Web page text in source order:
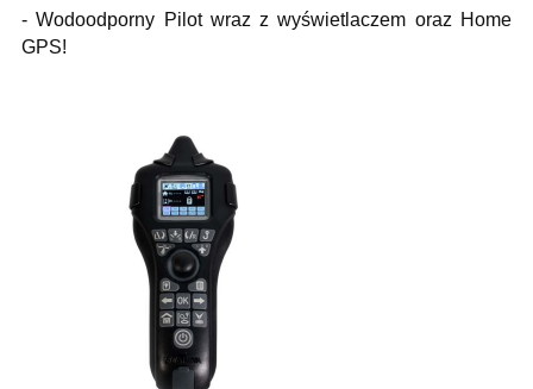
- Wodoodporny Pilot wraz z wyświetlaczem oraz Home
GPS!